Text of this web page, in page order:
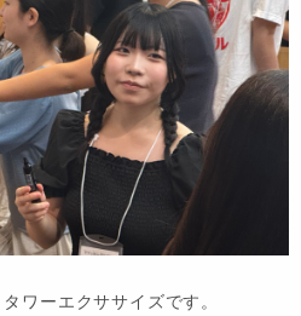
ワーエクササイズです。